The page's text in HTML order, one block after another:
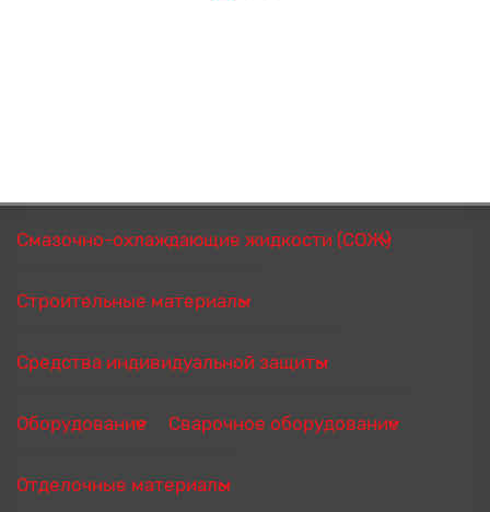
Смазочно-охлаждающие жидкости (СОЖ)
Строительные материалы
Средства индивидуальной защиты
Оборудование Сварочное оборудование
Отделочные материалы